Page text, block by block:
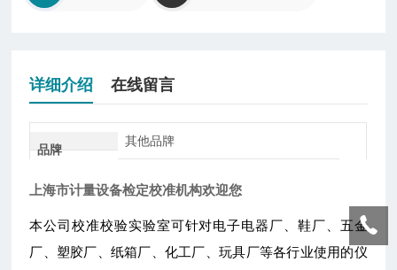
详细介绍 在线留言
品牌
其他品牌
上海市计量设备检定校准机构欢迎您
本公司校准校验实验室可针对电子电器厂、鞋厂、五金
厂、塑胶厂、纸箱厂、化工厂、玩具厂等各行业使用的仪